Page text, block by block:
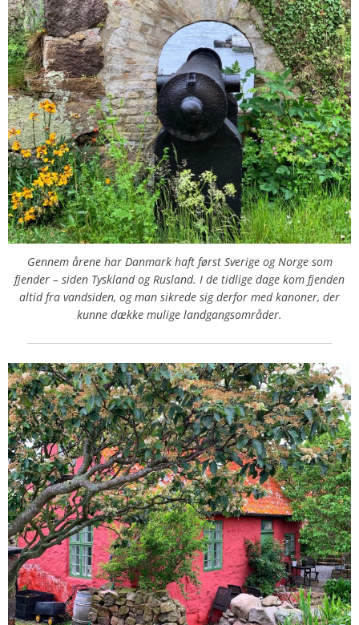
Gennem årene har Danmark haft først Sverige og Norge som
fjender – siden Tyskland og Rusland. I de tidlige dage kom fjenden
altid fra vandsiden, og man sikrede sig derfor med kanoner, der
kunne dække mulige landgangsområder.